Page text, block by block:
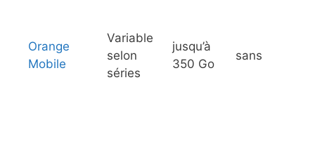
Orange
Mobile
Variable
selon
séries
jusqu’à
350 Go
sans